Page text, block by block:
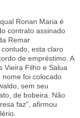
Ronan Maria é
contrato assinado
Remar
esta claro
de empréstimo. A
Vieira Filho e Salua
nome foi colocado
sem seu
de bobeira. Não
faz", afirmou